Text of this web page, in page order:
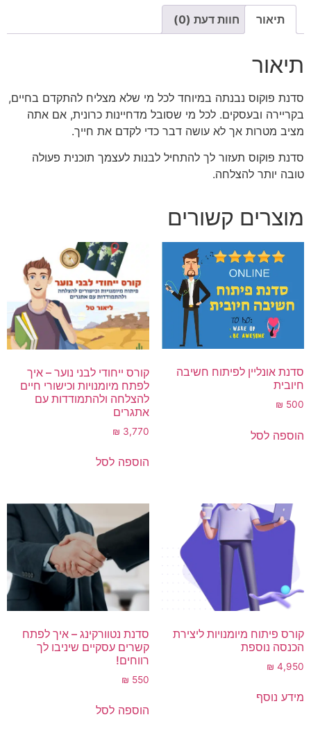
תיאור חוות דעת (0)
תיאור
סדנת פוקוס נבנתה במיוחד לכל מי שלא מצליח להתקדם בחיים,
בקריירה ובעסקים. לכל מי שסובל מדחיינות כרונית, אם אתה
מציב מטרות אך לא עושה דבר כדי לקדם את חייך.
סדנת פוקוס תעזור לך להתחיל לבנות לעצמך תוכנית פעולה
טובה יותר להצלחה.
מוצרים קשורים
סדנת אונליין לפיתוח חשיבה
חיובית
₪ 500
הוספה לסל
קורס ייחודי לבני נוער – איך
לפתח מיומנויות וכישורי חיים
להצלחה ולהתמודדות עם
אתגרים
₪ 3,770
הוספה לסל
קורס פיתוח מיומנויות ליצירת
הכנסה נוספת
₪ 4,950
מידע נוסף
סדנת נטוורקינג – איך לפתח
קשרים עסקיים שיניבו לך
רווחים!
₪ 550
הוספה לסל